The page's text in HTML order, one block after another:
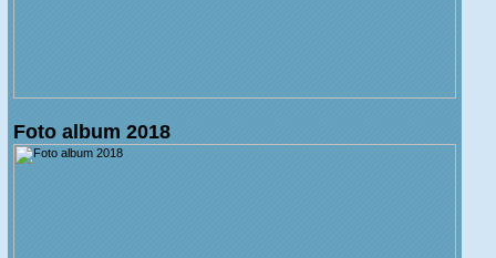
Foto album 2018